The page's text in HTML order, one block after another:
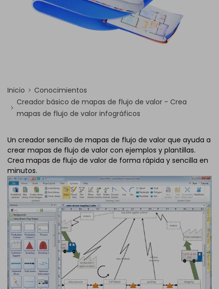
Inicio
Conocimientos
Creador básico de mapas de flujo de valor - Crea
mapas de flujo de valor infográficos
Un creador sencillo de mapas de flujo de valor que ayuda a
crear mapas de flujo de valor con ejemplos y plantillas.
Crea mapas de flujo de valor de forma rápida y sencilla en
minutos.